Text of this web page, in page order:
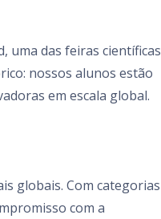
uma das feiras científicas
nossos alunos estão
em escala global.
globais. Com categorias
com a